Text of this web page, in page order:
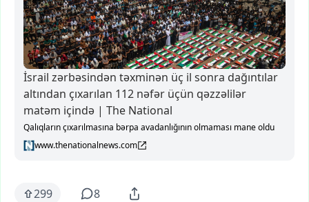
İsrail zərbəsindən təxminən üç il sonra dağıntılar
altından çıxarılan 112 nəfər üçün qəzzəlilər
matəm içində | The National
Qalıqların çıxarılmasına bərpa avadanlığının olmaması mane oldu
www.thenationalnews.com
299 8